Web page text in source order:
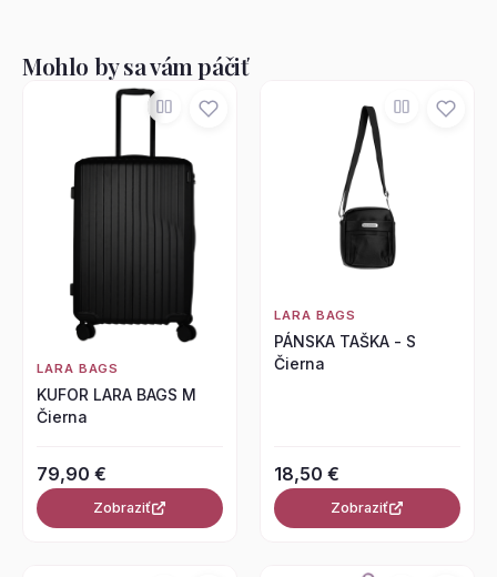
Mohlo by sa vám páčiť
LARA BAGS
KUFOR LARA BAGS M
Čierna
79,90 €
Zobraziť
LARA BAGS
PÁNSKA TAŠKA - S
Čierna
18,50 €
Zobraziť